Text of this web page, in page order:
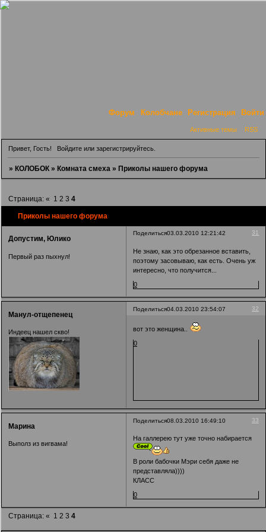
Форум Колобчане Регистрация Войти
Активные темы RSS
Привет, Гость! Войдитеили зарегистрируйтесь.
»КОЛОБОК »Комната смеха »Приколы нашего форума
Приколы нашего форума
Страница:« 1 2 3 4
Поделиться 31
03.03.2010 12:21:42
Допустим, Юлико
Первый раз пыхнул!
Не знаю, как это обрезанное вставить,
поэтому засовываю, как есть. Очень уж
интересно, что получится...
0
Поделиться 32
04.03.2010 23:54:07
Манул-отщепенец
Индеец нашел скво!
вот это женщина..
0
Поделиться 33
08.03.2010 16:49:10
Марина
Выполз из вигвама!
На галлерею тут уже точно набирается
В роли бабочки Мэри себя даже не
представляла))))
КЛАСС
0
Страница:« 1 2 3 4